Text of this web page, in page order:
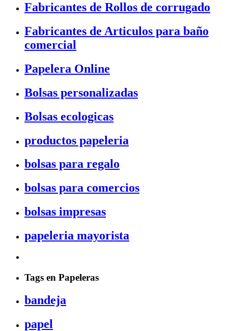
Fabricantes de Rollos de corrugado
Fabricantes de Articulos para baño
comercial
Papelera Online
Bolsas personalizadas
Bolsas ecologicas
productos papeleria
bolsas para regalo
bolsas para comercios
bolsas impresas
papeleria mayorista
Tags en Papeleras
bandeja
papel